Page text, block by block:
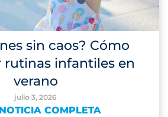
sin caos? Cómo
rutinas infantiles en
verano
julio 3, 2026
COMPLETA